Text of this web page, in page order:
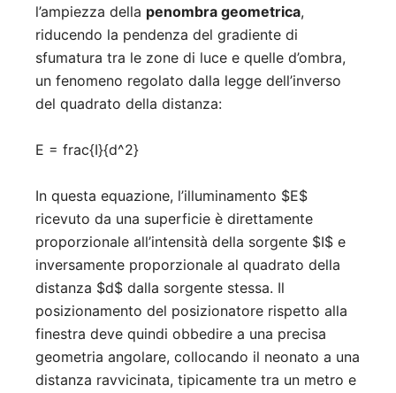
l’ampiezza della penombra geometrica,
riducendo la pendenza del gradiente di
sfumatura tra le zone di luce e quelle d’ombra,
un fenomeno regolato dalla legge dell’inverso
del quadrato della distanza:
E = frac{I}{d^2}
In questa equazione, l’illuminamento $E$
ricevuto da una superficie è direttamente
proporzionale all’intensità della sorgente $I$ e
inversamente proporzionale al quadrato della
distanza $d$ dalla sorgente stessa. Il
posizionamento del posizionatore rispetto alla
finestra deve quindi obbedire a una precisa
geometria angolare, collocando il neonato a una
distanza ravvicinata, tipicamente tra un metro e